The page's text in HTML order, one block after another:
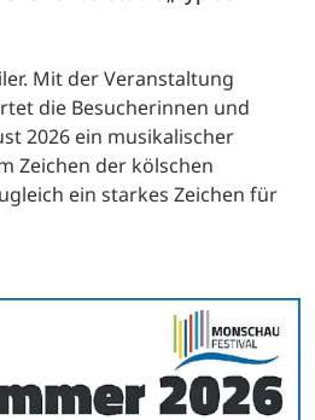
Mit der Veranstaltung
die Besucherinnen und
2026 ein musikalischer
Zeichen der kölschen
ein starkes Zeichen für